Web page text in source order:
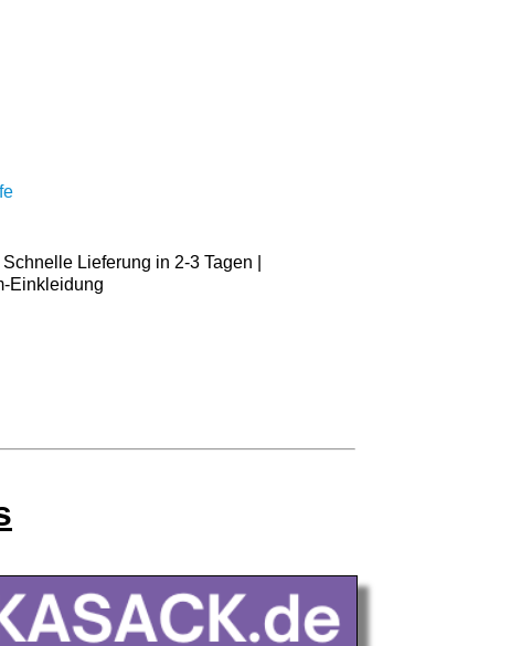
Lieferung in 2-3 Tagen |
Einkleidung